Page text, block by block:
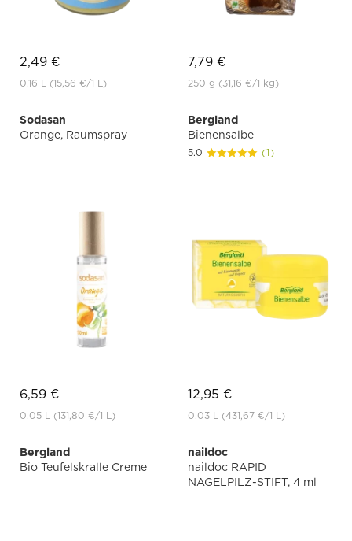
2,49 €
0.16 L (15,56 €/1 L)
7,79 €
250 g (31,16 €/1 kg)
Sodasan
Orange, Raumspray
6,59 €
0.05 L (131,80 €/1 L)
Bergland
Bienensalbe
5.0 (1)
12,95 €
0.03 L (431,67 €/1 L)
Bergland
Bio Teufelskralle Creme
naildoc
naildoc RAPID
NAGELPILZ-STIFT, 4 ml